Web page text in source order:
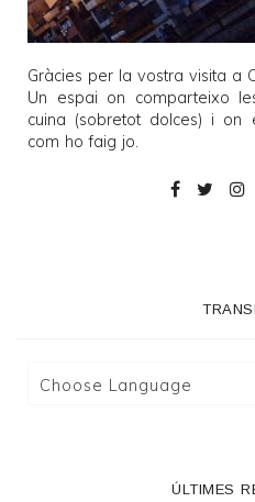
Gràcies per la vostra visita a
Un espai on comparteixo
cuina (sobretot dolces) i
com ho faig jo.
ÚLTIMES